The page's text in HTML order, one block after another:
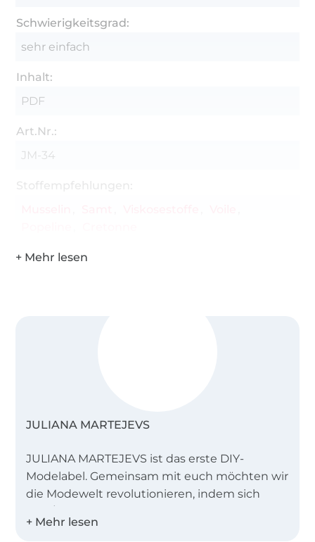
Schwierigkeitsgrad:
sehr einfach
Inhalt:
PDF
Art.Nr.:
JM-34
Stoffempfehlungen:
JULIANA MARTEJEVS
JULIANA MARTEJEVS ist das erste DIY-
Modelabel. Gemeinsam mit euch möchten wir
die Modewelt revolutionieren, indem sich
verantwortungsvolle Mode schaffen kann.